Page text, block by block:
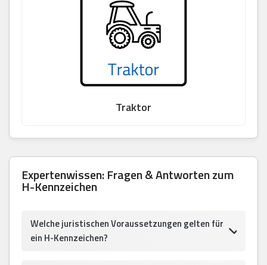
Traktor
Expertenwissen: Fragen & Antworten zum
H-Kennzeichen
Welche juristischen Voraussetzungen gelten für
ein H-Kennzeichen?